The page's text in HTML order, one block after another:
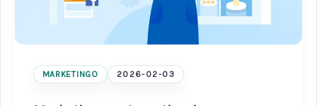
MARKETINGO 2026-02-03